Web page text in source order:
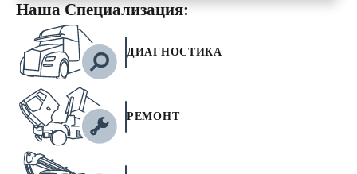
Наша Специализация:
ДИАГНОСТИКА
РЕМОНТ